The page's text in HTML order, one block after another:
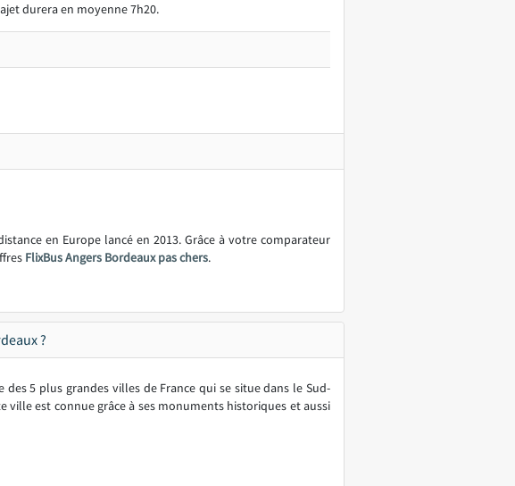
durera en moyenne 7h20.
en Europe lancé en 2013. Grâce à votre comparateur
FlixBus Angers Bordeaux pas chers.
?
5 plus grandes villes de France qui se situe dans le Sud-
ville est connue grâce à ses monuments historiques et aussi